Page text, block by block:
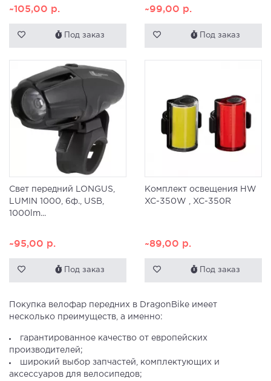
~105,00 р.
Под заказ
~99,00 р.
Под заказ
Свет передний LONGUS,
LUMIN 1000, 6ф., USB,
1000lm...
~95,00 р.
Под заказ
Комплект освещения HW
XC-350W , XC-350R
~89,00 р.
Под заказ
Покупка велофар передних в DragonBike имеет
несколько преимуществ, а именно:
гарантированное качество от европейских
производителей;
широкий выбор запчастей, комплектующих и
аксессуаров для велосипедов;